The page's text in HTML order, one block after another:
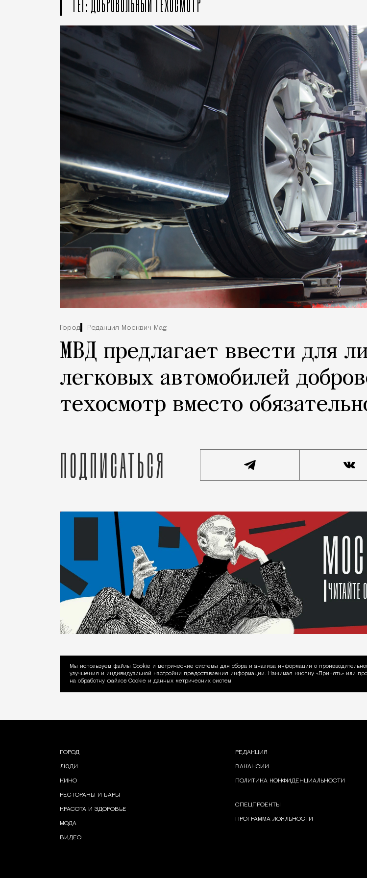
Город Редакция Москвич Mag
МВД предлагает ввести для
легковых автомобилей
техосмотр вместо
Подписаться
Уведомление об использовании Cookie
Мы используем файлы Сookie и метрические системы для сбора и анализа информации о
улучшения и индивидуальной настройки предоставления информации. Нажимая кнопку «Принять» или
на обработку файлов Cookie и данных метрических систем.
ГОРОД
ЛЮДИ
КИНО
РЕСТОРАНЫ И БАРЫ
КРАСОТА И ЗДОРОВЬЕ
МОДА
ВИДЕО
РЕДАКЦИЯ
ВАКАНСИИ
ПОЛИТИКА КОНФИДЕНЦИАЛЬНОСТИ
СПЕЦПРОЕКТЫ
ПРОГРАММА ЛОЯЛЬНОСТИ